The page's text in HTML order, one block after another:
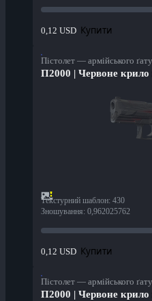
0,12 USD Купити
Пістолет — армійського
П2000 | Червоне крило
Текстурний шаблон: 430
Зношування: 0,962025762
0,12 USD Купити
Пістолет — армійського
П2000 | Червоне крило